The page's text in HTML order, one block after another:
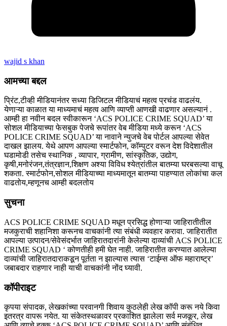
wajid s khan
आमच्या बद्दल
प्रिंट,टीव्ही मीडियानंतर सध्या डिजिटल मीडियाचं महत्व प्रचंड वाढलंय.
येणाऱ्या काळात या माध्यमाचं महत्व आणि व्याप्ती आणखी वाढणार असल्यानं .
आम्ही हा नवीन बदल स्वीकारून ‘ACS POLICE CRIME SQUAD’ या
सोशल मीडियाच्या फेसबुक पेजचे रूपांतर वेब मीडिया मध्ये करून ‘ACS
POLICE CRIME SQUAD’ या नावाने न्युजचे वेब पोर्टल आपल्या सेवेत
दाखल झालय. येथे आपण आपल्या स्मार्टफोन, कॉम्पुटर वरून देश विदेशातील
घडामोडी तसेच स्थानिक , व्यापार, ग्रामीण, सांस्कृतिक, उद्योग,
कृषी,मनोरंजन,तंत्रज्ञान,शिक्षण अश्या विविध श्येत्रांतील बातम्या घरबसल्या वाचू
शकता. स्मार्टफोन,सोशल मीडियाच्या माध्यमातून बातम्या पाहण्यात लोकांचा कल
वाढतोय,म्हणूनच आम्ही बदलतोय
सुचना
ACS POLICE CRIME SQUAD मधून प्रसिद्ध होणाऱ्या जाहिरातीतील
मजकुराची शहानिशा करूनच वाचकांनी त्या संबंधी व्यवहार करावा. जाहिरातीत
आपल्या उत्पादन/सेवेसंदर्भात जाहिरातदारांनी केलेल्या दाव्यांची ACS POLICE
CRIME SQUAD ‘ कोणतीही हमी घेत नाही. जाहिरातीत करण्यात आलेल्या
दाव्यांची जाहिरातदाराकडून पूर्तता न झाल्यास त्यास ‘टाईम्स ऑफ महाराष्ट्र’
जबाबदार राहणार नाही याची वाचकांनी नोंद घ्यावी.
कॉपीराइट
कृपया संपादक, लेखकांच्या परवानगी शिवाय कुठलेही लेख कॉपी करू नये किवा
इतरत्र वापरू नयेत. या संकेतस्थळावर प्रकाशित झालेला सर्व मजकूर, लेख